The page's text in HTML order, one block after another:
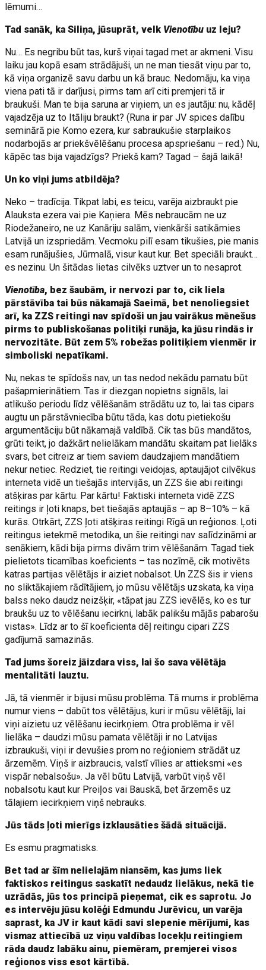
lēmumi…
Tad sanāk, ka Siliņa, jūsuprāt, velk Vienotību uz leju?
Nu… Es negribu būt tas, kurš viņai tagad met ar akmeni. Visu
laiku jau kopā esam strādājuši, un ne man tiesāt viņu par to,
kā viņa organizē savu darbu un kā brauc. Nedomāju, ka viņa
viena pati tā ir darījusi, pirms tam arī citi premjeri tā ir
braukuši. Man te bija saruna ar viņiem, un es jautāju: nu, kādēļ
vajadzēja uz to Itāliju braukt? (Runa ir par JV spices dalību
seminārā pie Komo ezera, kur sabraukušie starplaikos
nodarbojās ar priekšvēlēšanu procesa apspriešanu – red.) Nu,
kāpēc tas bija vajadzīgs? Priekš kam? Tagad – šajā laikā!
Un ko viņi jums atbildēja?
Neko – tradīcija. Tikpat labi, es teicu, varēja aizbraukt pie
Alauksta ezera vai pie Kaņiera. Mēs nebraucām ne uz
Riodežaneiro, ne uz Kanāriju salām, vienkārši satikāmies
Latvijā un izspriedām. Vecmoku pilī esam tikušies, pie manis
esam runājušies, Jūrmalā, visur kaut kur. Bet speciāli braukt…
es nezinu. Un šitādas lietas cilvēks uztver un to nesaprot.
Vienotība, bez šaubām, ir nervozi par to, cik liela
pārstāvība tai būs nākamajā Saeimā, bet nenoliegsiet
arī, ka ZZS reitingi nav spīdoši un jau vairākus mēnešus
pirms to publiskošanas politiķi runāja, ka jūsu rindās ir
nervozitāte. Būt zem 5% robežas politiķiem vienmēr ir
simboliski nepatīkami.
Nu, nekas te spīdošs nav, un tas nedod nekādu pamatu būt
pašapmierinātiem. Tas ir diezgan nopietns signāls, lai
atlikušo periodu līdz vēlēšanām strādātu uz to, lai tas cipars
augtu un pārstāvniecība būtu tāda, kas dotu pietiekošu
argumentāciju būt nākamajā valdībā. Cik tas būs mandātos,
grūti teikt, jo dažkārt nelielākam mandātu skaitam pat lielāks
svars, bet citreiz ar tiem saviem daudzajiem mandātiem
nekur netiec. Redziet, tie reitingi veidojas, aptaujājot cilvēkus
interneta vidē un tiešajās intervijās, un ZZS šie abi reitingi
atšķiras par kārtu. Par kārtu! Faktiski interneta vidē ZZS
reitings ir ļoti knaps, bet tiešajās aptaujās – ap 8–10% – kā
kurās. Otrkārt, ZZS ļoti atšķiras reitingi Rīgā un reģionos. Ļoti
reitingus ietekmē metodika, un šie reitingi nav salīdzināmi ar
senākiem, kādi bija pirms divām trim vēlēšanām. Tagad tiek
pielietots ticamības koeficients – tas nozīmē, cik motivēts
katras partijas vēlētājs ir aiziet nobalsot. Un ZZS šis ir viens
no sliktākajiem rādītājiem, jo mūsu vēlētājs uzskata, ka viņa
balss neko daudz neizšķir, «tāpat jau ZZS ievēlēs, ko es tur
braukšu uz to vēlēšanu iecirkni, labāk palikšu mājās pabarošu
vistas». Līdz ar to šī koeficienta dēļ reitingu cipari ZZS
gadījumā samazinās.
Tad jums šoreiz jāizdara viss, lai šo sava vēlētāja
mentalitāti lauztu.
Jā, tā vienmēr ir bijusi mūsu problēma. Tā mums ir problēma
numur viens – dabūt tos vēlētājus, kuri ir mūsu vēlētāji, lai
viņi aizietu uz vēlēšanu iecirkņiem. Otra problēma ir vēl
lielāka – daudzi mūsu pamata vēlētāji ir no Latvijas
izbraukuši, viņi ir devušies prom no reģioniem strādāt uz
ārzemēm. Viņš ir aizbraucis, valstī vīlies ar attieksmi «es
vispār nebalsošu». Ja vēl būtu Latvijā, varbūt viņš vēl
nobalsotu kaut kur Preiļos vai Bauskā, bet ārzemēs uz
tālajiem iecirkņiem viņš nebrauks.
Jūs tāds ļoti mierīgs izklausāties šādā situācijā.
Es esmu pragmatisks.
Bet tad ar šīm nelielajām niansēm, kas jums liek
faktiskos reitingus saskatīt nedaudz lielākus, nekā tie
uzrādās, jūs tos principā pieņemat, cik es saprotu. Jo
es intervēju jūsu kolēģi Edmundu Jurēvicu, un varēja
saprast, ka JV ir kaut kādi savi slepenie mērījumi, kas
vismaz attiecībā uz viņu valdības locekļu reitingiem
rāda daudz labāku ainu, piemēram, premjerei visos
reģionos viss esot kārtībā.